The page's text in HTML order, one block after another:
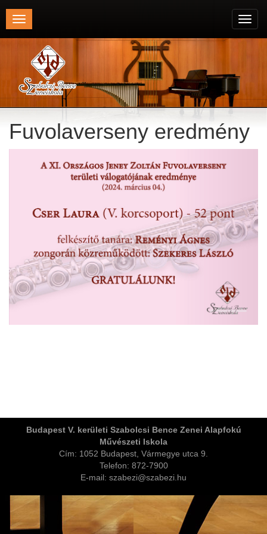
Toggle
navigation
Fuvolaverseny eredmény
Budapest V. kerületi Szabolcsi Bence Zenei Alapfokú
Művészeti Iskola
Cím: 1052 Budapest, Vármegye utca 9.
Telefon: 872-7900
E-mail: szabezi@szabezi.hu